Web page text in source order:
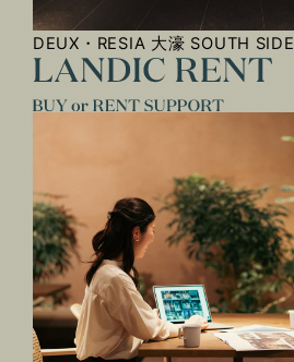
DEUX・RESIA 大濠 SOUTH SIDE